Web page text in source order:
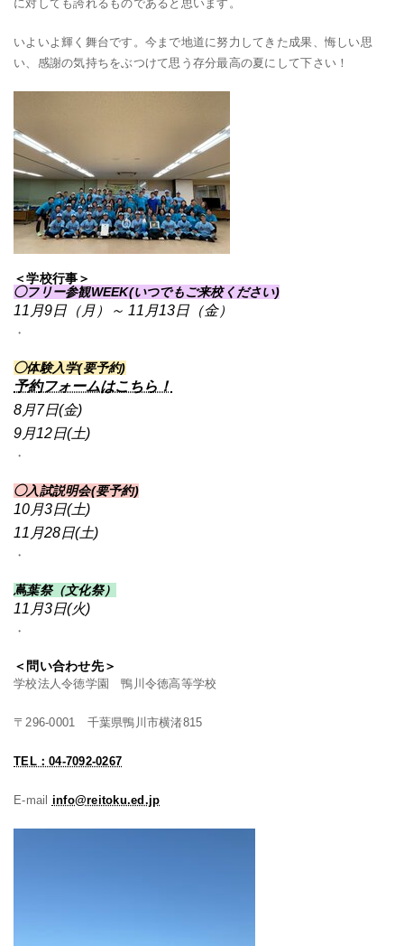
に対しても誇れるものであると思います。
いよいよ輝く舞台です。今まで地道に努力してきた成果、悔しい思
い、感謝の気持ちをぶつけて思う存分最高の夏にして下さい！
＜学校行事＞
◯フリー参観WEEK(いつでもご来校ください)
11月9日（月）～ 11月13日（金）
・
◯体験入学(要予約)
予約フォームはこちら！
8月7日(金)
9月12日(土)
・
◯入試説明会(要予約)
10月3日(土)
11月28日(土)
・
蔦葉祭（文化祭）
11月3日(火)
・
＜問い合わせ先＞
学校法人令徳学園 鴨川令徳高等学校
〒296-0001 千葉県鴨川市横渚815
TEL：04-7092-0267
E-mail info@reitoku.ed.jp